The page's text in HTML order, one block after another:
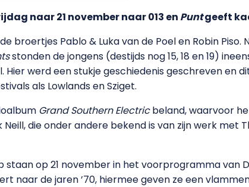
naar 21 november naar 013 en Puntgeeft
broertjes Pablo & Luka van de Poel en Robin
stonden de jongens (destijds nog 15, 18 en 19)
Hier werd een stukje geschiedenis geschreven en
als Lowlands en Sziget.
Grand Southern Electricbeland, waarvoor
die onder andere bekend is van zijn werk met
staan op 21 november in het voorprogramma van
naar de jaren ’70, hiermee geven ze een